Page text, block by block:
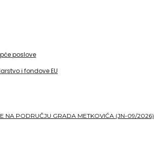
poslove
i fondove EU
NA PODRUČJU GRADA METKOVIĆA (JN-09/2026)